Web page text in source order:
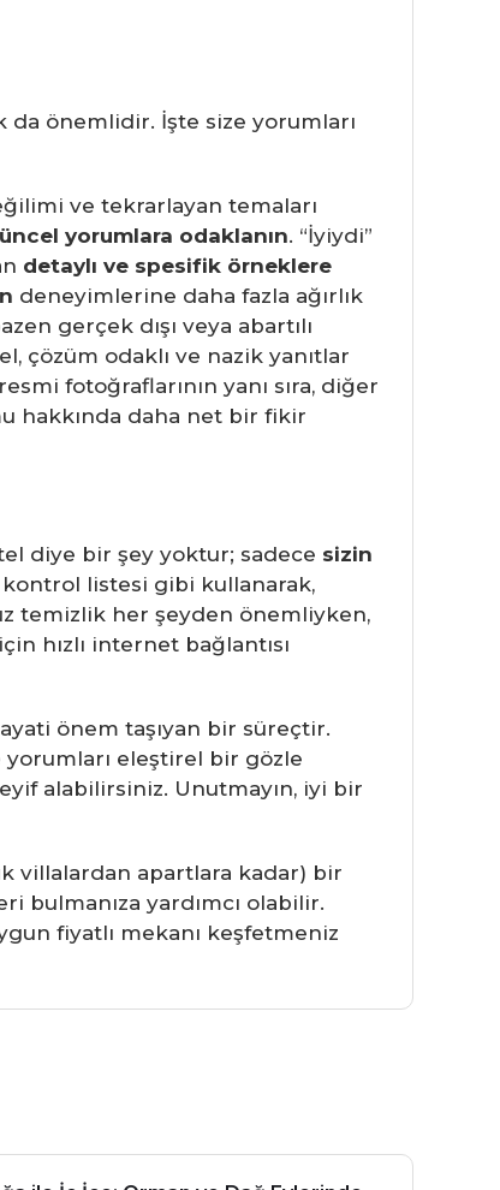
önemlidir. İşte size yorumları
ve tekrarlayan temaları
yorumlara odaklanın. “İyiydi”
detaylı ve spesifik örneklere
deneyimlerine daha fazla ağırlık
gerçek dışı veya abartılı
çözüm odaklı ve nazik yanıtlar
fotoğraflarının yanı sıra, diğer
hakkında daha net bir fikir
diye bir şey yoktur; sadece sizin
listesi gibi kullanarak,
temizlik her şeyden önemliyken,
hızlı internet bağlantısı
önem taşıyan bir süreçtir.
eleştirel bir gözle
alabilirsiniz. Unutmayın, iyi bir
villalardan apartlara kadar) bir
bulmanıza yardımcı olabilir.
fiyatlı mekanı keşfetmeniz